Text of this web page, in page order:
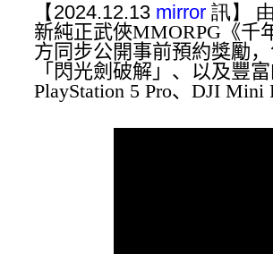
【2024.12.13 mirror 訊】
新純正武俠MMORPG 《千
方同步公開事前預約獎勵
「閃光劍破解」、以及豐
PlayStation 5 Pro、 DJI Mini